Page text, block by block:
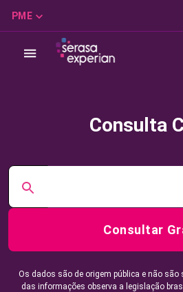
PME
Consulta
Consultar
Os dados são de origem pública e não
das informações observa a legislação